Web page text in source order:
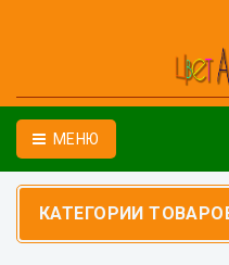
МЕНЮ
КАТЕГОРИИ